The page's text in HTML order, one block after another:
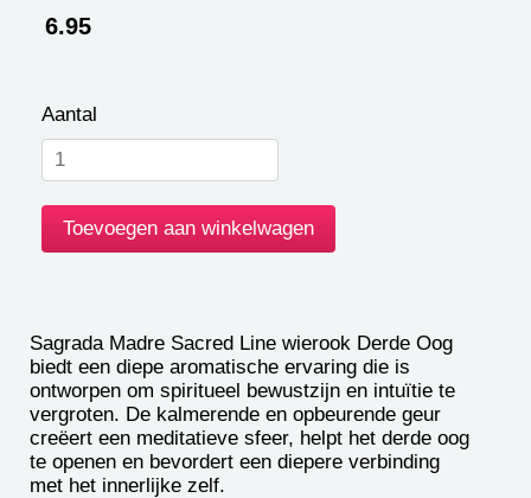
6.95
Aantal
Sagrada Madre Sacred Line wierook Derde Oog
biedt een diepe aromatische ervaring die is
ontworpen om spiritueel bewustzijn en intuïtie te
vergroten. De kalmerende en opbeurende geur
creëert een meditatieve sfeer, helpt het derde oog
te openen en bevordert een diepere verbinding
met het innerlijke zelf.